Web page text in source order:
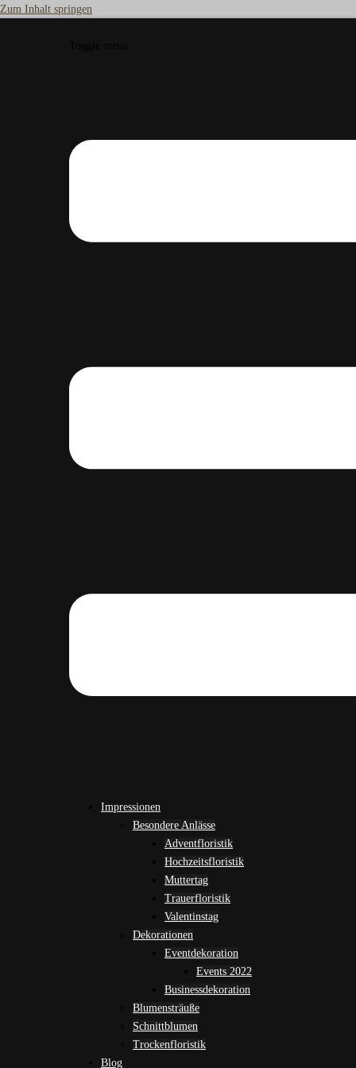
Zum Inhalt springen
Impressionen
Besondere Anlässe
Adventfloristik
Hochzeitsfloristik
Muttertag
Trauerfloristik
Valentinstag
Dekorationen
Eventdekoration
Events 2022
Businessdekoration
Blumensträuße
Schnittblumen
Trockenfloristik
Blog